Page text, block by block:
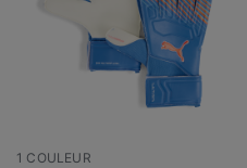
1 COULEUR